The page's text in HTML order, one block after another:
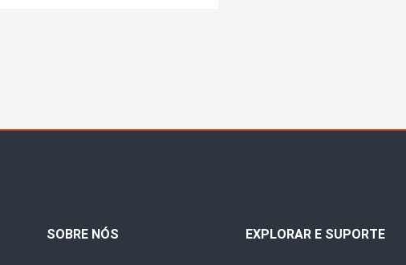
SOBRE NÓS EXPLORAR E SUPORTE